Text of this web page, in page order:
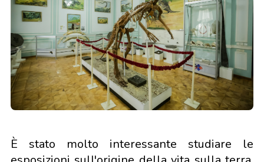
È stato molto interessante studiare le